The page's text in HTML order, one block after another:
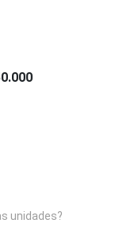
unidades?